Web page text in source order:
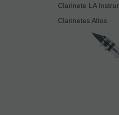
Clarinete LA
Clarinetes Altos